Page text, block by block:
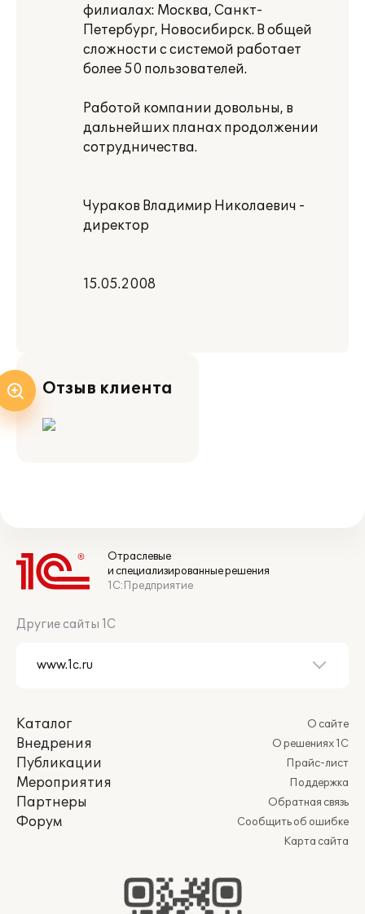
филиалах: Москва, Санкт-
Петербург, Новосибирск. В общей
сложности с системой работает
более 50 пользователей.
Работой компании довольны, в
дальнейших планах продолжении
сотрудничества.
Чураков Владимир Николаевич -
директор
15.05.2008
Отзыв клиента
Отраслевые
и специализированные решения
1С:Предприятие
Другие сайты 1С
Каталог
Внедрения
Публикации
Мероприятия
Партнеры
Форум
О сайте
О решениях 1С
Прайс-лист
Поддержка
Обратная связь
Сообщить об ошибке
Карта сайта